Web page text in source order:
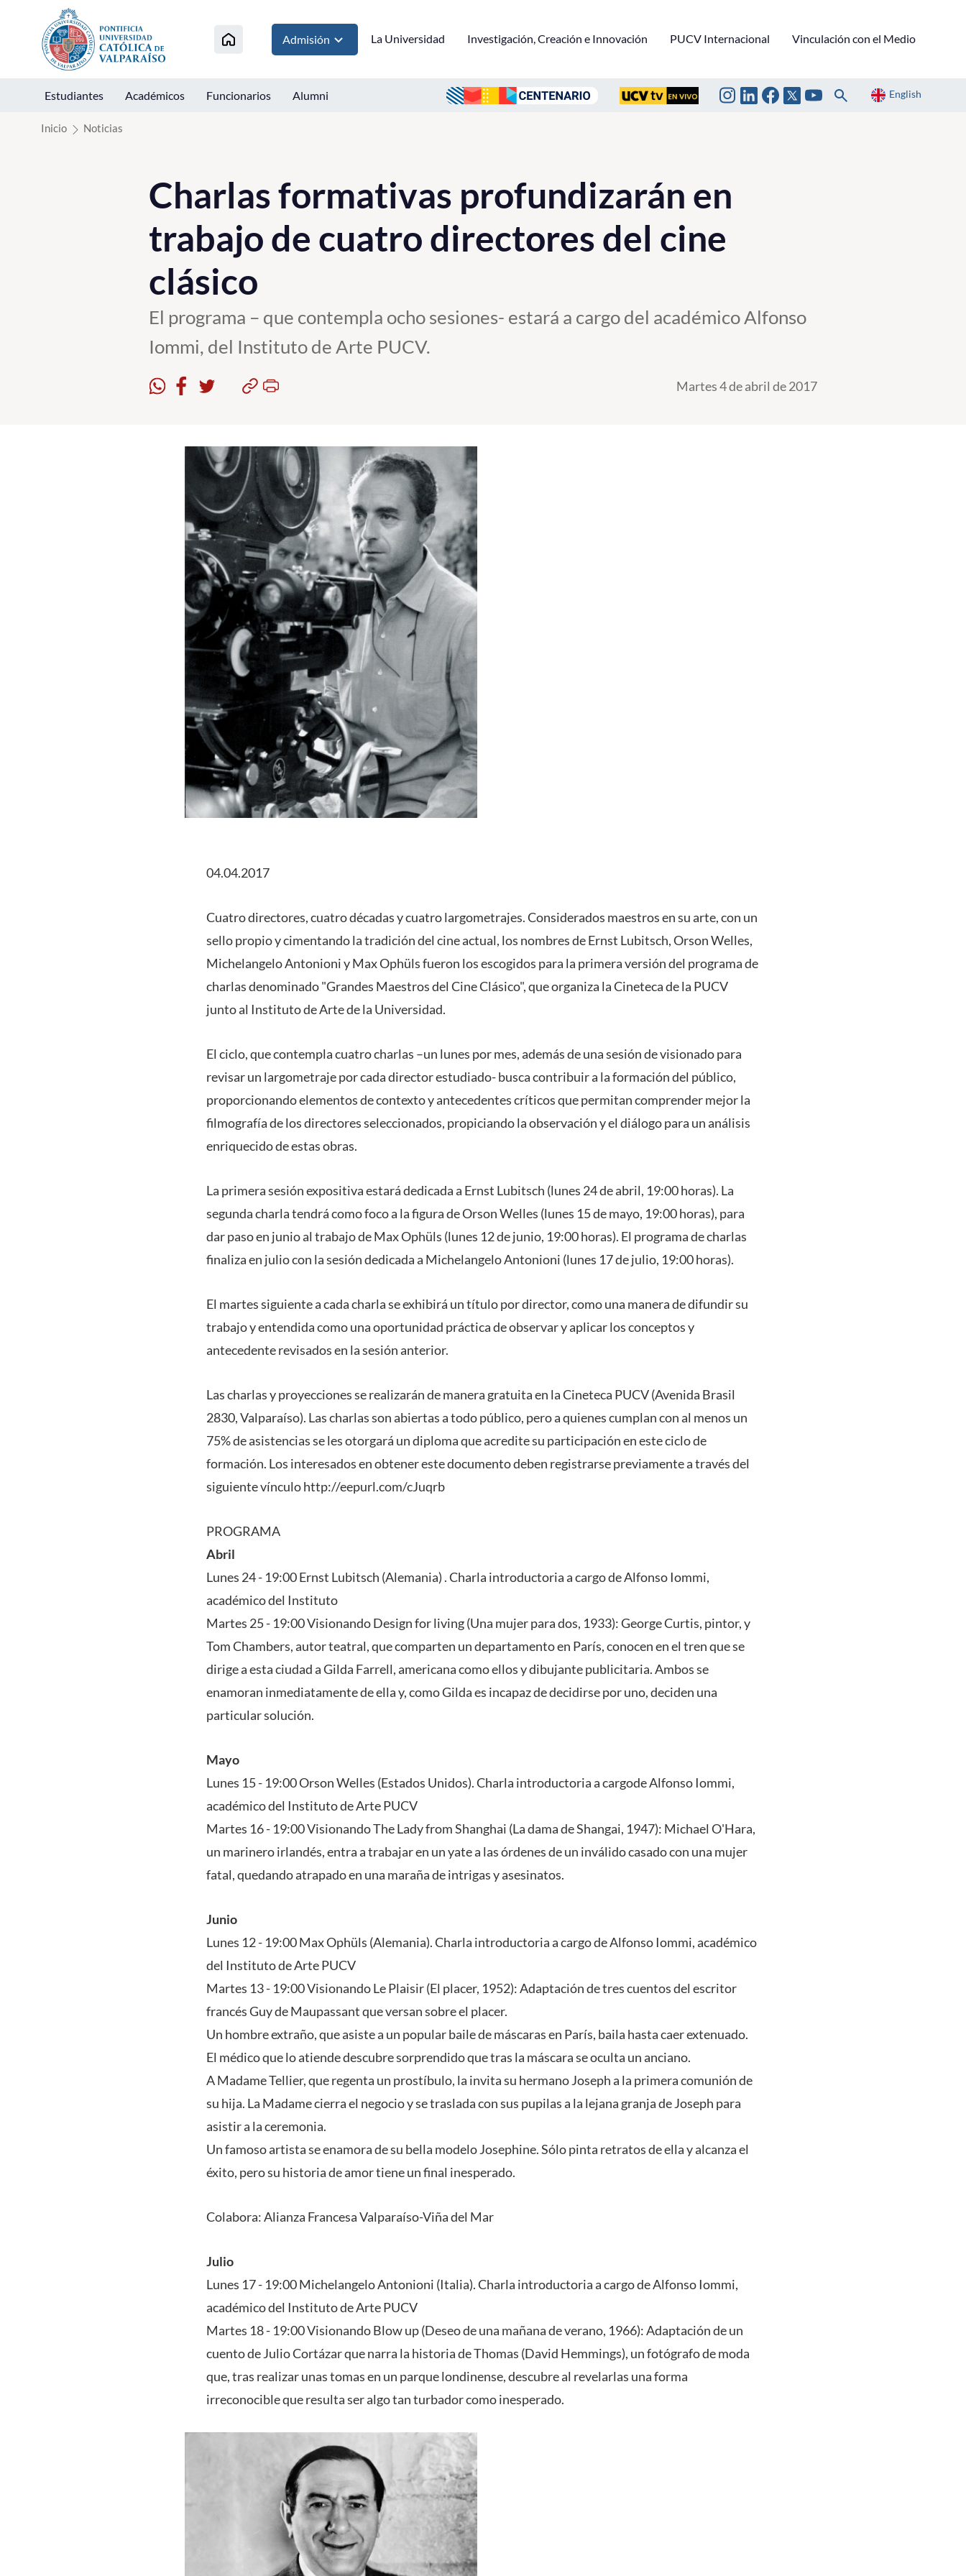
Click acá para ir directamente al contenido
Admisión La Universidad Investigación, Creación e Innovación PUCV Internacional Vinculación con el Medio
Estudiantes Académicos Funcionarios Alumni English
Inicio Noticias
Charlas formativas profundizarán en
trabajo de cuatro directores del cine
clásico
El programa – que contempla ocho sesiones- estará a cargo del académico Alfonso
Iommi, del Instituto de Arte PUCV.
Martes 4 de abril de 2017
04.04.2017
Cuatro directores, cuatro décadas y cuatro largometrajes. Considerados maestros en su arte, con un
sello propio y cimentando la tradición del cine actual, los nombres de Ernst Lubitsch, Orson Welles,
Michelangelo Antonioni y Max Ophüls fueron los escogidos para la primera versión del programa de
charlas denominado "Grandes Maestros del Cine Clásico", que organiza la Cineteca de la PUCV
junto al Instituto de Arte de la Universidad.
El ciclo, que contempla cuatro charlas –un lunes por mes, además de una sesión de visionado para
revisar un largometraje por cada director estudiado- busca contribuir a la formación del público,
proporcionando elementos de contexto y antecedentes críticos que permitan comprender mejor la
filmografía de los directores seleccionados, propiciando la observación y el diálogo para un análisis
enriquecido de estas obras.
La primera sesión expositiva estará dedicada a Ernst Lubitsch (lunes 24 de abril, 19:00 horas). La
segunda charla tendrá como foco a la figura de Orson Welles (lunes 15 de mayo, 19:00 horas), para
dar paso en junio al trabajo de Max Ophüls (lunes 12 de junio, 19:00 horas). El programa de charlas
finaliza en julio con la sesión dedicada a Michelangelo Antonioni (lunes 17 de julio, 19:00 horas).
El martes siguiente a cada charla se exhibirá un título por director, como una manera de difundir su
trabajo y entendida como una oportunidad práctica de observar y aplicar los conceptos y
antecedente revisados en la sesión anterior.
Las charlas y proyecciones se realizarán de manera gratuita en la Cineteca PUCV (Avenida Brasil
2830, Valparaíso). Las charlas son abiertas a todo público, pero a quienes cumplan con al menos un
75% de asistencias se les otorgará un diploma que acredite su participación en este ciclo de
formación. Los interesados en obtener este documento deben registrarse previamente a través del
siguiente vínculo http://eepurl.com/cJuqrb
PROGRAMA
Abril
Lunes 24 - 19:00 Ernst Lubitsch (Alemania) . Charla introductoria a cargo de Alfonso Iommi,
académico del Instituto
Martes 25 - 19:00 Visionando Design for living (Una mujer para dos, 1933): George Curtis, pintor, y
Tom Chambers, autor teatral, que comparten un departamento en París, conocen en el tren que se
dirige a esta ciudad a Gilda Farrell, americana como ellos y dibujante publicitaria. Ambos se
enamoran inmediatamente de ella y, como Gilda es incapaz de decidirse por uno, deciden una
particular solución.
Mayo
Lunes 15 - 19:00 Orson Welles (Estados Unidos). Charla introductoria a cargode Alfonso Iommi,
académico del Instituto de Arte PUCV
Martes 16 - 19:00 Visionando The Lady from Shanghai (La dama de Shangai, 1947): Michael O'Hara,
un marinero irlandés, entra a trabajar en un yate a las órdenes de un inválido casado con una mujer
fatal, quedando atrapado en una maraña de intrigas y asesinatos.
Junio
Lunes 12 - 19:00 Max Ophüls (Alemania). Charla introductoria a cargo de Alfonso Iommi, académico
del Instituto de Arte PUCV
Martes 13 - 19:00 Visionando Le Plaisir (El placer, 1952): Adaptación de tres cuentos del escritor
francés Guy de Maupassant que versan sobre el placer.
Un hombre extraño, que asiste a un popular baile de máscaras en París, baila hasta caer extenuado.
El médico que lo atiende descubre sorprendido que tras la máscara se oculta un anciano.
A Madame Tellier, que regenta un prostíbulo, la invita su hermano Joseph a la primera comunión de
su hija. La Madame cierra el negocio y se traslada con sus pupilas a la lejana granja de Joseph para
asistir a la ceremonia.
Un famoso artista se enamora de su bella modelo Josephine. Sólo pinta retratos de ella y alcanza el
éxito, pero su historia de amor tiene un final inesperado.
Colabora: Alianza Francesa Valparaíso-Viña del Mar
Julio
Lunes 17 - 19:00 Michelangelo Antonioni (Italia). Charla introductoria a cargo de Alfonso Iommi,
académico del Instituto de Arte PUCV
Martes 18 - 19:00 Visionando Blow up (Deseo de una mañana de verano, 1966): Adaptación de un
cuento de Julio Cortázar que narra la historia de Thomas (David Hemmings), un fotógrafo de moda
que, tras realizar unas tomas en un parque londinense, descubre al revelarlas una forma
irreconocible que resulta ser algo tan turbador como inesperado.